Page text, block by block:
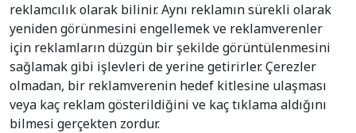
reklamcılık olarak bilinir. Aynı reklamın sürekli olarak
yeniden görünmesini engellemek ve reklamverenler
için reklamların düzgün bir şekilde görüntülenmesini
sağlamak gibi işlevleri de yerine getirirler. Çerezler
olmadan, bir reklamverenin hedef kitlesine ulaşması
veya kaç reklam gösterildiğini ve kaç tıklama aldığını
bilmesi gerçekten zordur.